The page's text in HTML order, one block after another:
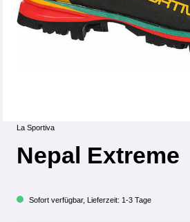
La Sportiva
Nepal Extreme
Sofort verfügbar, Lieferzeit: 1-3 Tage